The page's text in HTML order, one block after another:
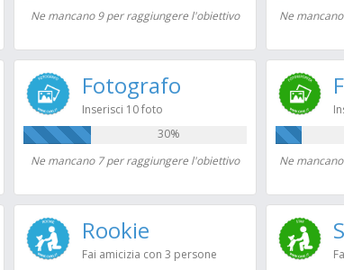
Ne mancano 9 per raggiungere l'obiettivo
Ne
Fotografo
Inserisci 10 foto
30%
Ne mancano 7 per raggiungere l'obiettivo
Ne
Rookie
Fai amicizia con 3 persone